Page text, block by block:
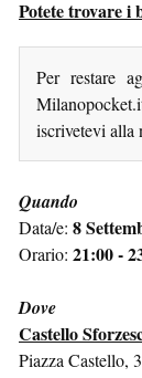
Potete trovare i
Per restare
iscrivetevi alla
Quando
Data/e: 8
Orario: 21:00 -
Dove
Castello
Piazza Castello,